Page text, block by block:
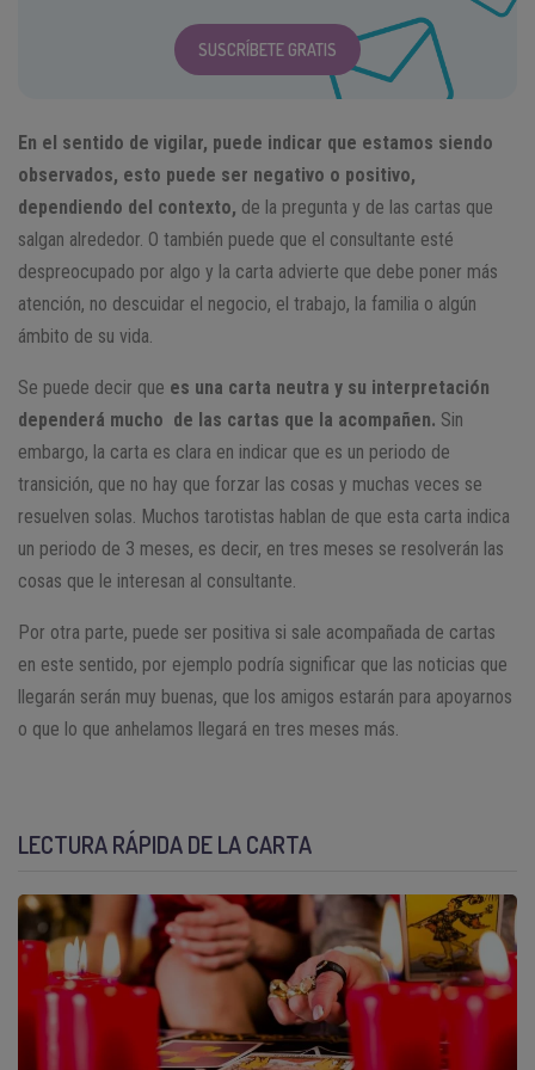
SUSCRÍBETE GRATIS
En el sentido de vigilar, puede indicar que estamos siendo
observados, esto puede ser negativo o positivo,
dependiendo del contexto, de la pregunta y de las cartas que
salgan alrededor. O también puede que el consultante esté
despreocupado por algo y la carta advierte que debe poner más
atención, no descuidar el negocio, el trabajo, la familia o algún
ámbito de su vida.
Se puede decir que es una carta neutra y su interpretación
dependerá mucho de las cartas que la acompañen. Sin
embargo, la carta es clara en indicar que es un periodo de
transición, que no hay que forzar las cosas y muchas veces se
resuelven solas. Muchos tarotistas hablan de que esta carta indica
un periodo de 3 meses, es decir, en tres meses se resolverán las
cosas que le interesan al consultante.
Por otra parte, puede ser positiva si sale acompañada de cartas
en este sentido, por ejemplo podría significar que las noticias que
llegarán serán muy buenas, que los amigos estarán para apoyarnos
o que lo que anhelamos llegará en tres meses más.
LECTURA RÁPIDA DE LA CARTA